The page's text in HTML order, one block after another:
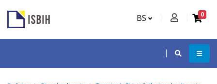
BS 0